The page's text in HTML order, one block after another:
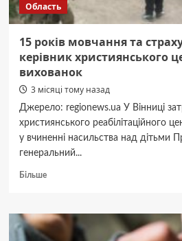
чоловіка
Область
15 років мовчання та
керівник християнського
вихованок
3 місяці тому назад
Джерело: regionews.ua У Вінниці
християнського реабілітаційного
у вчиненні насильства над дітьми
генеральний...
БільшеДокладніше
років
мовчання
та